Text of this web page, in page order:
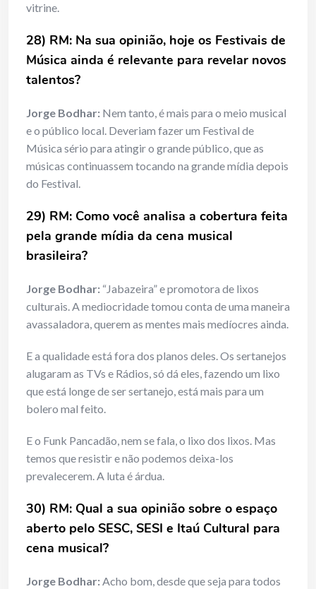
vitrine.
28) RM: Na sua opinião, hoje os Festivais de
Música ainda é relevante para revelar novos
talentos?
Jorge Bodhar: Nem tanto, é mais para o meio musical
e o público local. Deveriam fazer um Festival de
Música sério para atingir o grande público, que as
músicas continuassem tocando na grande mídia depois
do Festival.
29) RM: Como você analisa a cobertura feita
pela grande mídia da cena musical
brasileira?
Jorge Bodhar: “Jabazeira” e promotora de lixos
culturais. A mediocridade tomou conta de uma maneira
avassaladora, querem as mentes mais medíocres ainda.
E a qualidade está fora dos planos deles. Os sertanejos
alugaram as TVs e Rádios, só dá eles, fazendo um lixo
que está longe de ser sertanejo, está mais para um
bolero mal feito.
E o Funk Pancadão, nem se fala, o lixo dos lixos. Mas
temos que resistir e não podemos deixa-los
prevalecerem. A luta é árdua.
30) RM: Qual a sua opinião sobre o espaço
aberto pelo SESC, SESI e Itaú Cultural para
cena musical?
Jorge Bodhar:Acho bom, desde que seja para todos